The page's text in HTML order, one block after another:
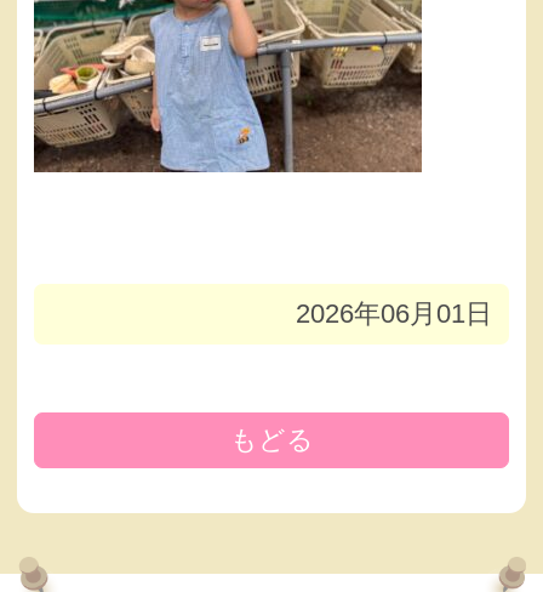
2026年06月01日
もどる